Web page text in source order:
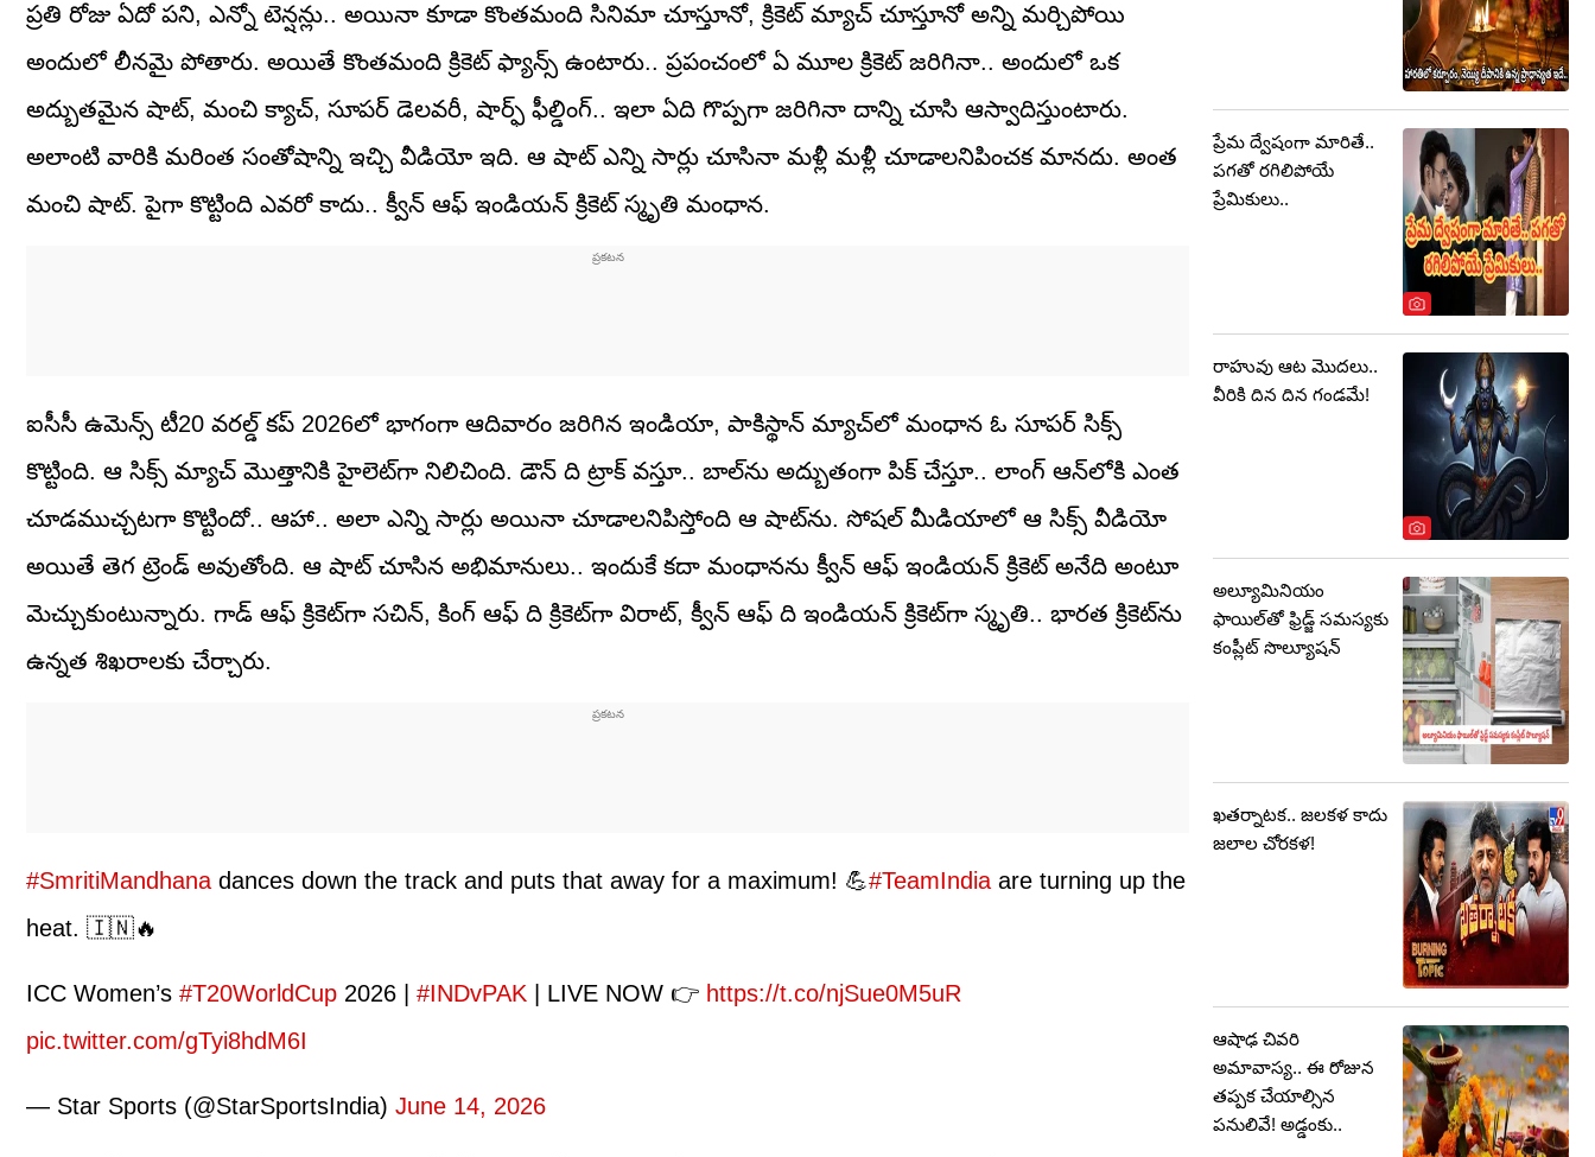
ప్రతి రోజు ఏదో పని, ఎన్నో టెన్షన్లు.. అయినా కూడా కొంతమంది సినిమా చూస్తూనో, క్రికెట్ మ్యాచ్ చూస్తూనో అన్ని మర్చిపోయి
అందులో లీనమై పోతారు. అయితే కొంతమంది క్రికెట్ ఫ్యాన్స్ ఉంటారు.. ప్రపంచంలో ఏ మూల క్రికెట్ జరిగినా.. అందులో ఒక
అద్బుతమైన షాట్, మంచి క్యాచ్, సూపర్ డెలవరీ, షార్ఫ్ ఫీల్డింగ్.. ఇలా ఏది గొప్పగా జరిగినా దాన్ని చూసి ఆస్వాదిస్తుంటారు.
అలాంటి వారికి మరింత సంతోషాన్ని ఇచ్చి వీడియో ఇది. ఆ షాట్ ఎన్ని సార్లు చూసినా మళ్లీ మళ్లీ చూడాలనిపించక మానదు. అంత
మంచి షాట్. పైగా కొట్టింది ఎవరో కాదు.. క్వీన్ ఆఫ్ ఇండియన్ క్రికెట్ స్మృతి మంధాన.
ఐసీసీ ఉమెన్స్ టీ20 వరల్డ్ కప్ 2026లో భాగంగా ఆదివారం జరిగిన ఇండియా, పాకిస్థాన్‌ మ్యాచ్‌లో మంధాన ఓ సూపర్ సిక్స్
కొట్టింది. ఆ సిక్స్ మ్యాచ్ మొత్తానికి హైలెట్‌గా నిలిచింది. డౌన్ ది ట్రాక్ వస్తూ.. బాల్‌ను అద్బుతంగా పిక్ చేస్తూ.. లాంగ్ ఆన్‌లోకి ఎంత
చూడముచ్చటగా కొట్టిందో.. ఆహా.. అలా ఎన్ని సార్లు అయినా చూడాలనిపిస్తోంది ఆ షాట్‌ను. సోషల్ మీడియాలో ఆ సిక్స్ వీడియో
అయితే తెగ ట్రెండ్ అవుతోంది. ఆ షాట్ చూసిన అభిమానులు.. ఇందుకే కదా మంధానను క్వీన్ ఆఫ్ ఇండియన్ క్రికెట్ అనేది అంటూ
మెచ్చుకుంటున్నారు. గాడ్ ఆఫ్ క్రికెట్‌గా సచిన్, కింగ్ ఆఫ్ ది క్రికెట్‌గా విరాట్, క్వీన్ ఆఫ్ ది ఇండియన్ క్రికెట్‌గా స్మృతి.. భారత క్రికెట్‌ను
ఉన్నత శిఖరాలకు చేర్చారు.
#SmritiMandhana dances down the track and puts that away for a maximum! 💪#TeamIndia are turning up the
heat. 🇮🇳🔥
ICC Women’s #T20WorldCup 2026 | #INDvPAK | LIVE NOW 👉 https://t.co/njSue0M5uR
pic.twitter.com/gTyi8hdM6I
— Star Sports (@StarSportsIndia) June 14, 2026
ప్రేమ ద్వేషంగా మారితే..
పగతో రగిలిపోయే
ప్రేమికులు..
రాహువు ఆట మొదలు..
వీరికి దిన దిన గండమే!
అల్యూమినియం
ఫాయిల్‌తో ఫ్రిడ్జ్ సమస్యకు
కంప్లీట్ సొల్యూషన్
ఖతర్నాటక.. జలకళ కాదు
జలాల చోరకళ!
ఆషాఢ చివరి
అమావాస్య.. ఈ రోజున
తప్పక చేయాల్సిన
పనులివే! అడ్డంకు..